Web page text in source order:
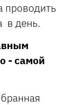
проводить
в день.
- самой